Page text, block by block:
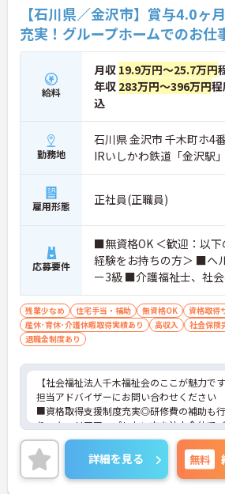
【石川県／金沢市】賞与4.0ヶ
充実！グループホームでのお仕
給料
月収 19.9万円～25.7万円
年収 283万円～396万円
込
勤務地
石川県 金沢市 千木町ホ4
IRいしかわ鉄道「金沢駅
雇用形態 正社員(正職員)
応募要件
■無資格OK ＜歓迎：以下
経験をお持ちの方＞ ■ヘ
ー3級 ■介護福祉士、社
残業少なめ 住宅手当・補助 無資格OK 資格取得
産休･育休･介護休暇取得実績あり
高収入 社会保険
退職金制度あり
【社会福祉法人千木福祉会のここが魅力で
担当アドバイザーにお問い合わせください
■資格取得支援制度充実◎研修費の補助も
り、キャリアアップしたい方を法人全体で
ップしております。
■無資格でもOK！初めての方も研修があり
安心して入職頂けますよ♪
詳細を見る 無料